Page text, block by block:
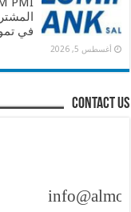
في تموز
أغسطس 5, 2026
contact us